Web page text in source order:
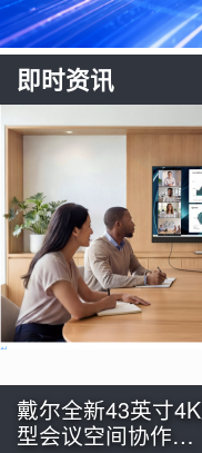
即时资讯
戴尔全新43英寸
型会议空间协作…